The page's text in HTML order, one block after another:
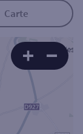
Carte